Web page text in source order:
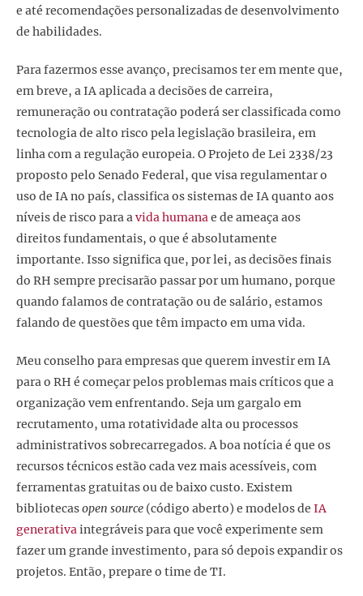
e até recomendações personalizadas de desenvolvimento
de habilidades.
Para fazermos esse avanço, precisamos ter em mente que,
em breve, a IA aplicada a decisões de carreira,
remuneração ou contratação poderá ser classificada como
tecnologia de alto risco pela legislação brasileira, em
linha com a regulação europeia. O Projeto de Lei 2338/23
proposto pelo Senado Federal, que visa regulamentar o
uso de IA no país, classifica os sistemas de IA quanto aos
níveis de risco para avida humanae de ameaça aos
direitos fundamentais, o que é absolutamente
importante. Isso significa que, por lei, as decisões finais
do RH sempre precisarão passar por um humano, porque
quando falamos de contratação ou de salário, estamos
falando de questões que têm impacto em uma vida.
Meu conselho para empresas que querem investir em IA
para o RH é começar pelos problemas mais críticos que a
organização vem enfrentando. Seja um gargalo em
recrutamento, uma rotatividade alta ou processos
administrativos sobrecarregados. A boa notícia é que os
recursos técnicos estão cada vez mais acessíveis, com
ferramentas gratuitas ou de baixo custo. Existem
bibliotecasopen source (código aberto) e modelos de IA
generativaintegráveis para que você experimente sem
fazer um grande investimento, para só depois expandir os
projetos. Então, prepare o time de TI.